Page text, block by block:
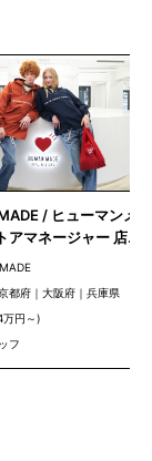
/ ヒューマンメ
アマネージャー 店長
都府｜大阪府｜兵庫県
万円～)
フ